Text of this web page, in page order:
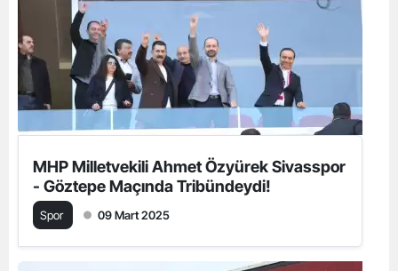
MHP Milletvekili Ahmet Özyürek Sivasspor
- Göztepe Maçında Tribündeydi!
Spor 09 Mart 2025